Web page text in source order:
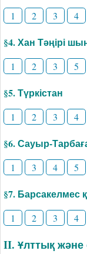
1 2 3 4
§4. Хан Тәңірі
1 2 3 5
§5. Түркістан
1 2 3 4
§6. Сауыр-
1 3 4 5
§7.
1 2 3 4
II. Ұлттық